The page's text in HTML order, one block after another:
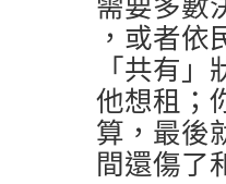
，或者
「共有
他想租；
算，最後
間還傷了